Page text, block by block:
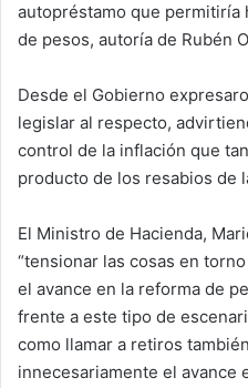
autopréstamo que permitiría
de pesos, autoría de Rubén
Desde el Gobierno
legislar al respecto,
control de la inflación que
producto de los resabios de
El Ministro de Hacienda,
“tensionar las cosas en
el avance en la reforma de
frente a este tipo de
como llamar a retiros
innecesariamente el avance